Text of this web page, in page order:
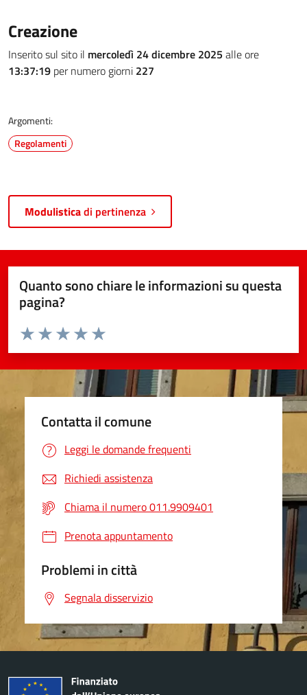
Creazione
Inserito sul sito il mercoledì 24 dicembre 2025 alle ore
13:37:19 per numero giorni 227
Argomenti:
Regolamenti
Modulisticadi pertinenza
Quanto sono chiare le informazioni su questa
pagina?
Valuta da 1 a 5 stelle la pagina
Valuta 5 stelle su 5
Valuta 4 stelle su 5
Valuta 3 stelle su 5
Valuta 2 stelle su 5
Valuta 1 stelle su 5
Contatta il comune
Leggi le domande frequenti
Richiedi assistenza
Chiama il numero 011.9909401
Prenota appuntamento
Problemi in città
Segnala disservizio